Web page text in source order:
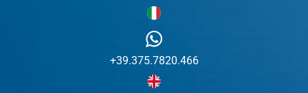
+39.375.7820.466